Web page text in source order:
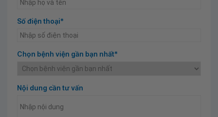
Số điện thoại*
Chọn bệnh viện gần bạn nhất*
Nội dung cần tư vấn